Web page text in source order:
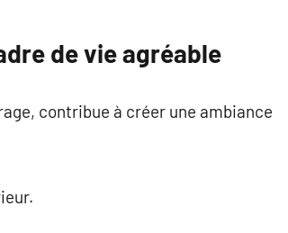
de vie agréable
contribue à créer une ambiance